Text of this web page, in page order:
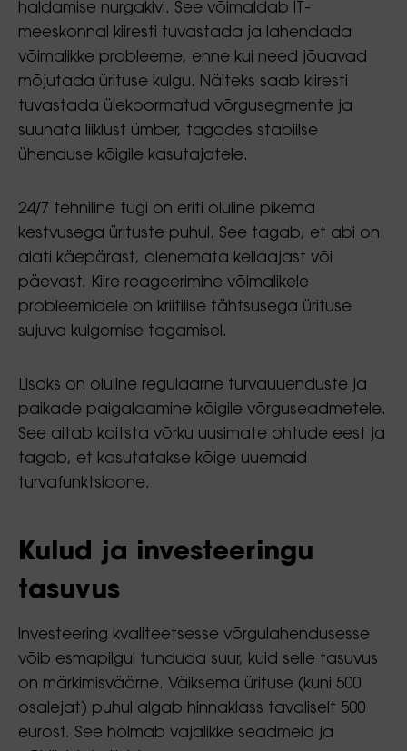
haldamise nurgakivi. See võimaldab IT-
meeskonnal kiiresti tuvastada ja lahendada
võimalikke probleeme, enne kui need jõuavad
mõjutada ürituse kulgu. Näiteks saab kiiresti
tuvastada ülekoormatud võrgusegmente ja
suunata liiklust ümber, tagades stabiilse
ühenduse kõigile kasutajatele.
24/7 tehniline tugi on eriti oluline pikema
kestvusega ürituste puhul. See tagab, et abi on
alati käepärast, olenemata kellaajast või
päevast. Kiire reageerimine võimalikele
probleemidele on kriitilise tähtsusega ürituse
sujuva kulgemise tagamisel.
Lisaks on oluline regulaarne turvauuenduste ja
paikade paigaldamine kõigile võrguseadmetele.
See aitab kaitsta võrku uusimate ohtude eest ja
tagab, et kasutatakse kõige uuemaid
turvafunktsioone.
Kulud ja investeeringu
tasuvus
Investeering kvaliteetsesse võrgulahendusesse
võib esmapilgul tunduda suur, kuid selle tasuvus
on märkimisväärne. Väiksema ürituse (kuni 500
osalejat) puhul algab hinnaklass tavaliselt 500
eurost. See hõlmab vajalikke seadmeid ja